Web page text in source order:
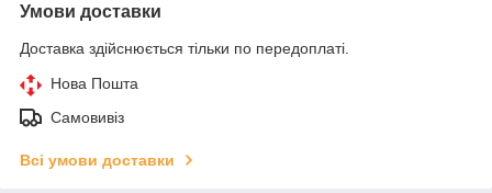
Умови доставки
Доставка здійснюється тільки по передоплаті.
Нова Пошта
Самовивіз
Всі умови доставки